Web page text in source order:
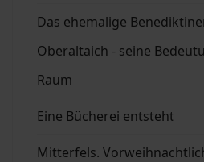
Das ehemalige
Oberaltaich - seine
Raum
Eine Bücherei entsteht
Mitterfels.